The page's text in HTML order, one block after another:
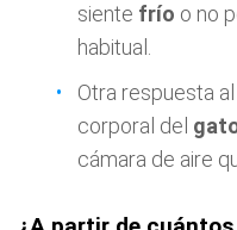
siente frío o no
habitual.
Otra respuesta al
corporal del
cámara de aire